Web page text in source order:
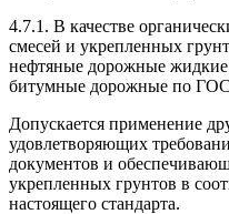
4.7.1. В качестве
смесей и укрепленных
нефтяные дорожные
битумные дорожные по
Допускается применение
удовлетворяющих
документов и
укрепленных грунтов в
настоящего стандарта.